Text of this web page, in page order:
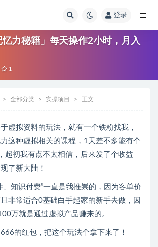
登录
力秘籍」每天操作2小时，月入
1
全部分类 实操项目 正文
虚拟资料的玩法，就有一个铁粉找我，
这种虚拟相关的课程，1天差不多能有个
起初我有点不太相信，后来发了个收益
了新大陆！
、知识付费”一直是我推崇的，因为客单价
非常适合0基础白手起家的新手去做，因
万就是通过虚拟产品赚来的。
的红包，把这个玩法个拿下来了！